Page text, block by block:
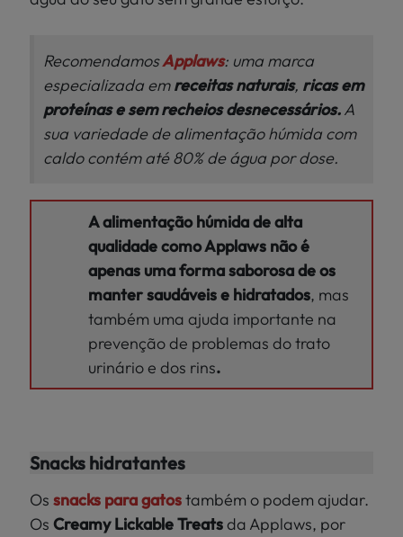
RecomendamosApplaws: uma marca
especializada emreceitas naturais, ricas em
proteínas e sem recheios desnecessários.A
sua variedade de alimentação húmida com
caldo contém até 80% de água por dose.
A alimentação húmida de alta
qualidade como Applaws não é
apenas uma forma saborosa de os
manter saudáveis e hidratados, mas
também uma ajuda importante na
prevenção de problemas do trato
urinário e dos rins.
Snacks hidratantes
Os snacks para gatostambém o podem ajudar.
Os Creamy Lickable Treatsda Applaws, por